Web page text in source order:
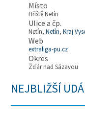
Místo
Hřiště Netín
Ulice a čp.
Netín,Netín,Kraj
Web
extraliga-pu.cz
Okres
Žďár nad Sázavou
NEJBLIŽŠÍ